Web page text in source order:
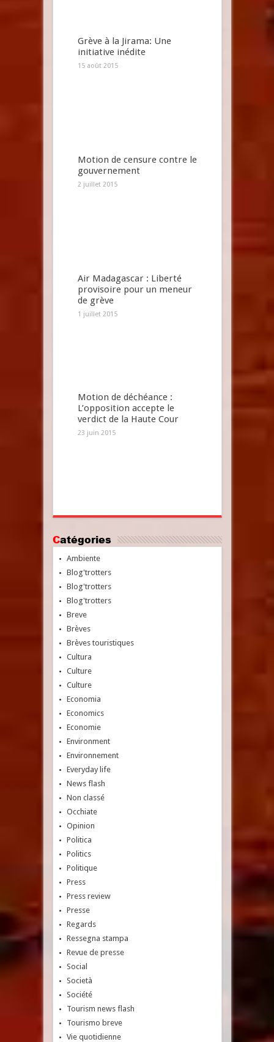
Grève à la Jirama: Une
initiative inédite
15 août 2015
Motion de censure contre le
gouvernement
2 juillet 2015
Air Madagascar : Liberté
provisoire pour un meneur
de grève
1 juillet 2015
Motion de déchéance :
L’opposition accepte le
verdict de la Haute Cour
23 juin 2015
Catégories
Ambiente
Blog'trotters
Blog'trotters
Blog'trotters
Breve
Brèves
Brèves touristiques
Cultura
Culture
Culture
Economia
Economics
Economie
Environment
Environnement
Everyday life
News flash
Non classé
Occhiate
Opinion
Politica
Politics
Politique
Press
Press review
Presse
Regards
Ressegna stampa
Revue de presse
Social
Società
Société
Tourism news flash
Tourismo breve
Vie quotidienne